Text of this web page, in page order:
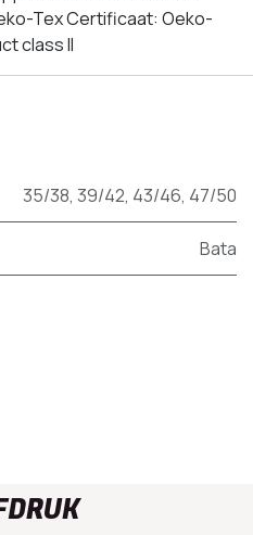
Tex Certificaat: Oeko-
class II
35/38, 39/42, 43/46, 47/50
Bata